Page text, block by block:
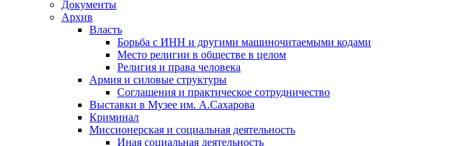
Документы
Архив
Власть
Борьба с ИНН и другими машиночитаемыми кодами
Место религии в обществе в целом
Религия и права человека
Армия и силовые структуры
Соглашения и практическое сотрудничество
Выставки в Музее им. А.Сахарова
Криминал
Миссионерская и социальная деятельность
Иная социальная деятельность